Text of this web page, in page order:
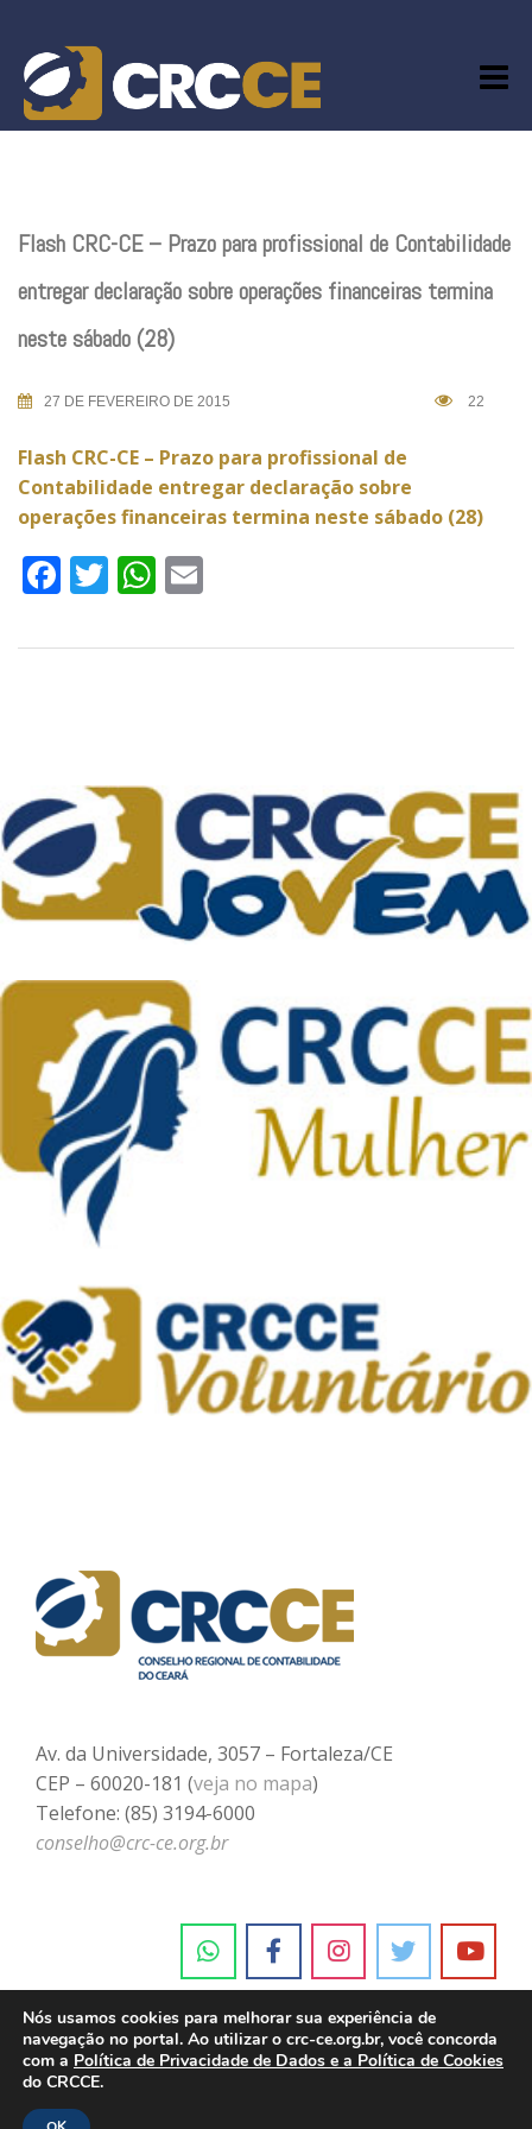
content
Flash CRC-CE – Prazo para profissional de Contabilidade
entregar declaração sobre operações financeiras termina
neste sábado (28)
27 DE FEVEREIRO DE 2015 22
Flash CRC-CE – Prazo para profissional de
Contabilidade entregar declaração sobre
operações financeiras termina neste sábado (28)
Facebook
TwitterWhatsApp
Av. da Universidade, 3057 – Fortaleza/CE
CEP – 60020-181 (veja no mapa)
Telefone: (85) 3194-6000
conselho@crc-ce.org.br
Nós usamos cookies para melhorar sua experiência de
navegação no portal. Ao utilizar o crc-ce.org.br, você concorda
com a Política de Privacidade de Dados e a Política de Cookies
do CRCCE.